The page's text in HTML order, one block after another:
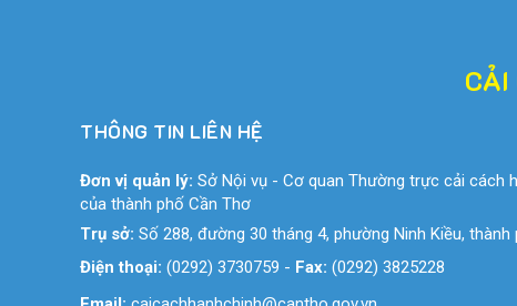
CẢI
THÔNG TIN LIÊN HỆ
Đơn vị quản lý: Sở Nội vụ - Cơ quan Thường trực cải cách
của thành phố Cần Thơ
Trụ sở: Số 288, đường 30 tháng 4, phường Ninh Kiều, thành
Điện thoại: (0292) 3730759 - Fax: (0292) 3825228